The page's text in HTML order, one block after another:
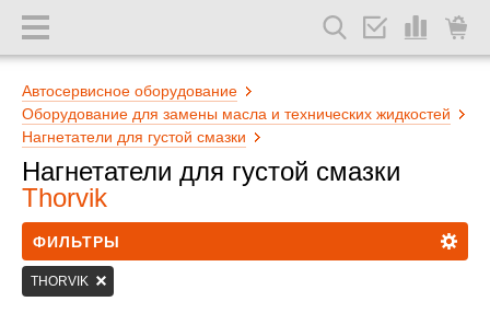
Автосервисное оборудование
Оборудование для замены масла и технических жидкостей
Нагнетатели для густой смазки
Нагнетатели для густой смазки
Thorvik
ФИЛЬТРЫ
THORVIK